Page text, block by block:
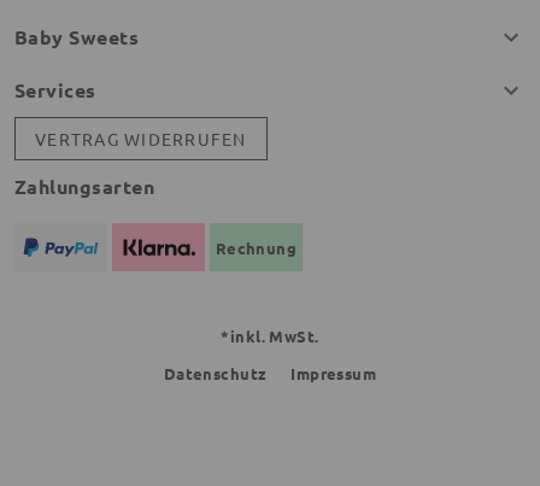
Baby Sweets
Services
VERTRAG WIDERRUFEN
Zahlungsarten
Rechnung
*inkl. MwSt.
Datenschutz
Impressum